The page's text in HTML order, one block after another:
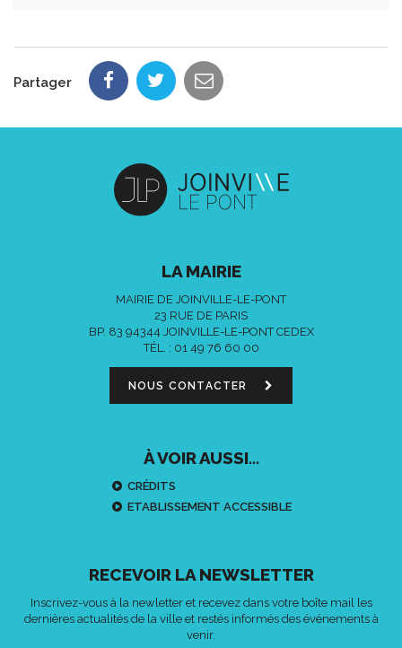
Partager
LA MAIRIE
MAIRIE DE JOINVILLE-LE-PONT
23 RUE DE PARIS
BP. 83 94344 JOINVILLE-LE-PONT CEDEX
TÉL. : 01 49 76 60 00
NOUS CONTACTER
À VOIR AUSSI...
CRÉDITS
ETABLISSEMENT ACCESSIBLE
RECEVOIR LA NEWSLETTER
Inscrivez-vous à la newletter et recevez dans votre boîte mail les
dernières actualités de la ville et restés informés des événements à
venir.